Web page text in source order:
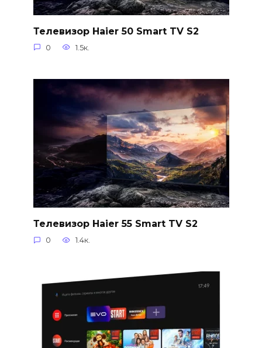
Телевизор Haier 50 Smart TV S2
0 1.5к.
Телевизор Haier 55 Smart TV S2
0 1.4к.